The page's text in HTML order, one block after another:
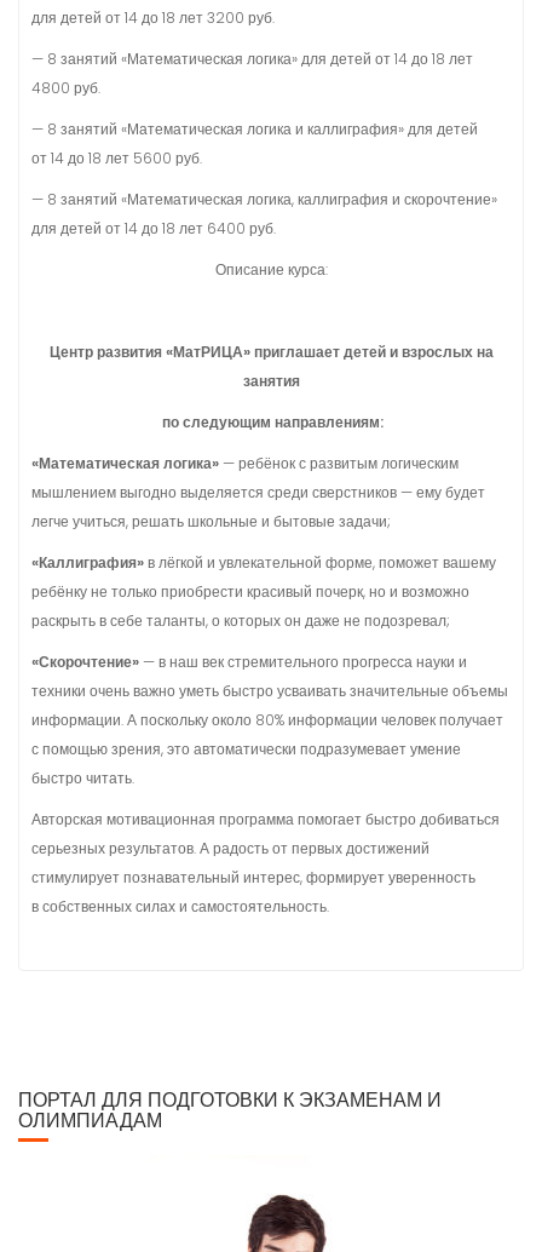
для детей от 14 до 18 лет 3200 руб.
— 8 занятий «Математическая логика» для детей от 14 до 18 лет
4800 руб.
— 8 занятий «Математическая логика и каллиграфия» для детей
от 14 до 18 лет 5600 руб.
— 8 занятий «Математическая логика, каллиграфия и скорочтение»
для детей от 14 до 18 лет 6400 руб.
Описание курса:
Центр развития «МатРИЦА» приглашает детей и взрослых на
занятия
по следующим направлениям:
«Математическая логика»— ребёнок с развитым логическим
мышлением выгодно выделяется среди сверстников — ему будет
легче учиться, решать школьные и бытовые задачи;
«Каллиграфия»в лёгкой и увлекательной форме, поможет вашему
ребёнку не только приобрести красивый почерк, но и возможно
раскрыть в себе таланты, о которых он даже не подозревал;
«Скорочтение»— в наш век стремительного прогресса науки и
техники очень важно уметь быстро усваивать значительные объемы
информации. А поскольку около 80% информации человек получает
с помощью зрения, это автоматически подразумевает умение
быстро читать.
Авторская мотивационная программа помогает быстро добиваться
серьезных результатов. А радость от первых достижений
стимулирует познавательный интерес, формирует уверенность
в собственных силах и самостоятельность.
ПОРТАЛ ДЛЯ ПОДГОТОВКИ К ЭКЗАМЕНАМ И
ОЛИМПИАДАМ